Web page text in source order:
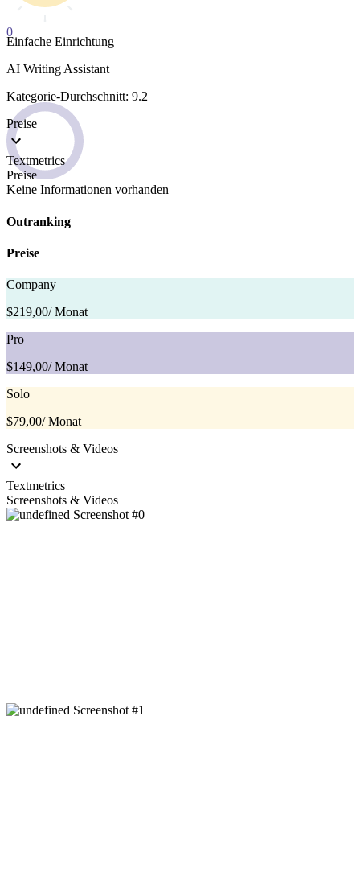
0
Einfache Einrichtung
AI Writing Assistant
Kategorie-Durchschnitt: 9.2
Preise
Textmetrics
Preise
Keine Informationen vorhanden
Outranking
Preise
Company
$219,00/ Monat
Pro
$149,00/ Monat
Solo
$79,00/ Monat
Screenshots & Videos
Textmetrics
Screenshots & Videos